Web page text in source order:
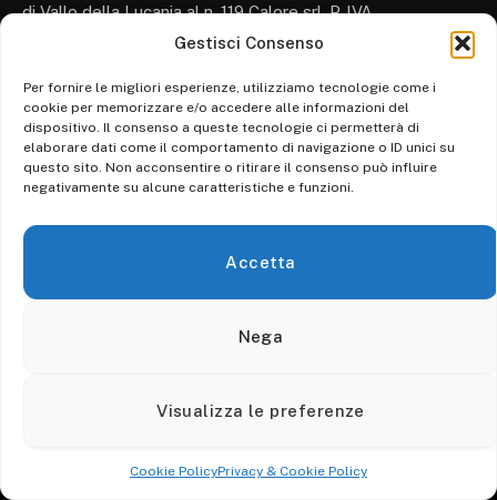
Gestisci Consenso
Per fornire le migliori esperienze, utilizziamo tecnologie come i
cookie per memorizzare e/o accedere alle informazioni del
dispositivo. Il consenso a queste tecnologie ci permetterà di
elaborare dati come il comportamento di navigazione o ID unici su
questo sito. Non acconsentire o ritirare il consenso può influire
negativamente su alcune caratteristiche e funzioni.
Accetta
Nega
Visualizza le preferenze
Cookie PolicyPrivacy & Cookie Policy
di Vallo della Lucania al n. 119 Calore srl. P. IVA
Cronaca
Attualità
Cronaca